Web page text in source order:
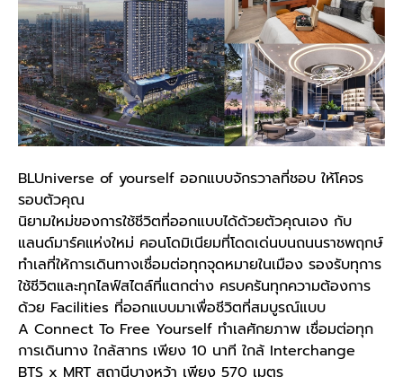
BLUniverse of yourself ออกแบบจักรวาลที่ชอบ ให้โคจร
รอบตัวคุณ
นิยามใหม่ของการใช้ชีวิตที่ออกแบบได้ด้วยตัวคุณเอง กับ
แลนด์มาร์คแห่งใหม่ คอนโดมิเนียมที่โดดเด่นบนถนนราชพฤกษ์
ทำเลที่ให้การเดินทางเชื่อมต่อทุกจุดหมายในเมือง รองรับทุการ
ใช้ชีวิตและทุกไลฟ์สไตล์ที่แตกต่าง ครบครันทุกความต้องการ
ด้วย Facilities ที่ออกแบบมาเพื่อชีวิตที่สมบูรณ์แบบ
A Connect To Free Yourself ทำเลศักยภาพ เชื่อมต่อทุก
การเดินทาง ใกล้สาทร เพียง 10 นาที ใกล้ Interchange
BTS x MRT สถานีบางหว้า เพียง 570 เมตร